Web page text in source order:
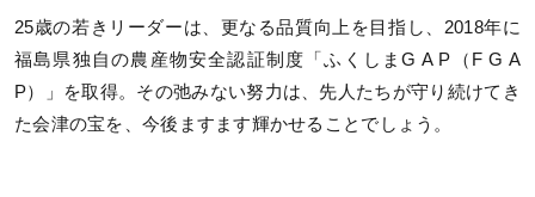
25歳の若きリーダーは、更なる品質向上を目指し、2018年に
福島県独自の農産物安全認証制度「ふくしまG A P（F G A
P）」を取得。その弛みない努力は、先人たちが守り続けてき
た会津の宝を、今後ますます輝かせることでしょう。